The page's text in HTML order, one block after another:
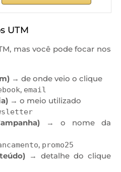
UTM
mas você pode focar nos
→ de onde veio o clique
, email
→ o meio utilizado
→ o nome da
, promo25
→ detalhe do clique